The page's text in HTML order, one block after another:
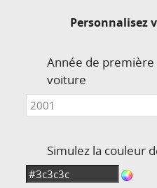
Personnalisez
Année de
voiture
Simulez la couleur